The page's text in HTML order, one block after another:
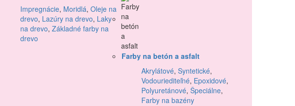
Impregnácie, Moridlá, Oleje na
drevo, Lazúry na drevo, Laky
na drevo, Základné farby na
drevo
Farby na betón a asfalt
Akrylátové, Syntetické,
Vodouriediteľné, Epoxidové,
Polyuretánové, Špeciálne,
Farby na bazény